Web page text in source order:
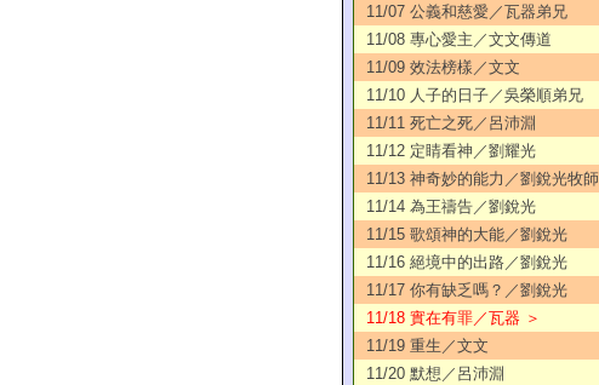
11/07 公義和慈愛／瓦器弟兄
11/08 專心愛主／文文傳道
11/09 效法榜樣／文文
11/10 人子的日子／吳榮順弟兄
11/11 死亡之死／呂沛淵
11/12 定睛看神／劉耀光
11/13 神奇妙的能力／劉銳光牧師
11/14 為王禱告／劉銳光
11/15 歌頌神的大能／劉銳光
11/16 絕境中的出路／劉銳光
11/17 你有缺乏嗎？／劉銳光
11/18 實在有罪／瓦器 ＞
11/19 重生／文文
11/20 默想／呂沛淵